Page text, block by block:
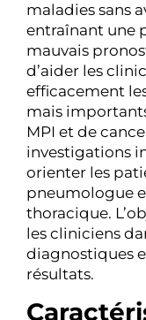
maladies sans
entraînant une
mauvais
d’aider les
efficacement
mais
MPI et de
investigations
orienter les
pneumologue
thoracique.
les cliniciens
diagnostiques
résultats.